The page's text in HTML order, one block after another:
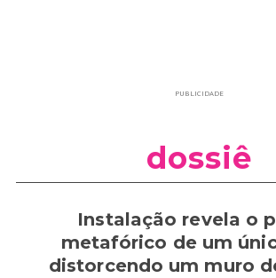
PUBLICIDADE
dossiê
Instalação revela o
metafórico de um
distorcendo um muro